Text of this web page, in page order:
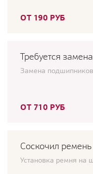
ОТ 190 РУБ
Требуется
Замена
ОТ 710 РУБ
Соскочил ремень
Установка ремня на